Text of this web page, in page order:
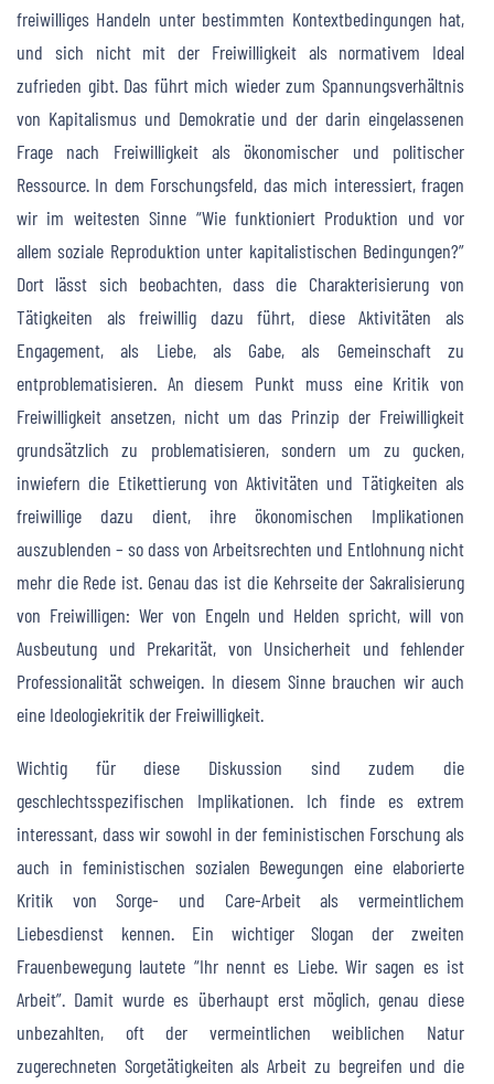
freiwilliges Handeln unter bestimmten Kontextbedingungen hat,
und sich nicht mit der Freiwilligkeit als normativem Ideal
zufrieden gibt. Das führt mich wieder zum Spannungsverhältnis
von Kapitalismus und Demokratie und der darin eingelassenen
Frage nach Freiwilligkeit als ökonomischer und politischer
Ressource. In dem Forschungsfeld, das mich interessiert, fragen
wir im weitesten Sinne “Wie funktioniert Produktion und vor
allem soziale Reproduktion unter kapitalistischen Bedingungen?”
Dort lässt sich beobachten, dass die Charakterisierung von
Tätigkeiten als freiwillig dazu führt, diese Aktivitäten als
Engagement, als Liebe, als Gabe, als Gemeinschaft zu
entproblematisieren. An diesem Punkt muss eine Kritik von
Freiwilligkeit ansetzen, nicht um das Prinzip der Freiwilligkeit
grundsätzlich zu problematisieren, sondern um zu gucken,
inwiefern die Etikettierung von Aktivitäten und Tätigkeiten als
freiwillige dazu dient, ihre ökonomischen Implikationen
auszublenden – so dass von Arbeitsrechten und Entlohnung nicht
mehr die Rede ist. Genau das ist die Kehrseite der Sakralisierung
von Freiwilligen: Wer von Engeln und Helden spricht, will von
Ausbeutung und Prekarität, von Unsicherheit und fehlender
Professionalität schweigen. In diesem Sinne brauchen wir auch
eine Ideologiekritik der Freiwilligkeit.
Wichtig für diese Diskussion sind zudem die
geschlechtsspezifischen Implikationen. Ich finde es extrem
interessant, dass wir sowohl in der feministischen Forschung als
auch in feministischen sozialen Bewegungen eine elaborierte
Kritik von Sorge- und Care-Arbeit als vermeintlichem
Liebesdienst kennen. Ein wichtiger Slogan der zweiten
Frauenbewegung lautete “Ihr nennt es Liebe. Wir sagen es ist
Arbeit”. Damit wurde es überhaupt erst möglich, genau diese
unbezahlten, oft der vermeintlichen weiblichen Natur
zugerechneten Sorgetätigkeiten als Arbeit zu begreifen und die